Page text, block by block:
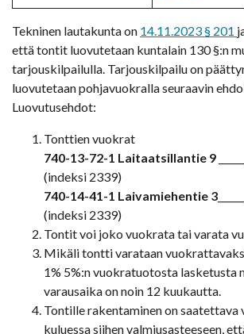
Tekninen lautakunta on 14.11.2023 § 201
että tontit luovutetaan kuntalain 130 §:n
tarjouskilpailulla. Tarjouskilpailu on
luovutetaan pohjavuokralla seuraavin
Luovutusehdot:
Tonttien vuokrat
740-13-72-1 Laitaatsillantie 9
(indeksi 2339)
740-14-41-1 Laivamiehentie 3
(indeksi 2339)
Tontit voi joko vuokrata tai varata
Mikäli tontti varataan
1% 5%:n vuokratuotosta lasketusta
varausaika on noin 12 kuukautta.
Tontille rakentaminen on saatettava
kuluessa siihen valmiusasteeseen,